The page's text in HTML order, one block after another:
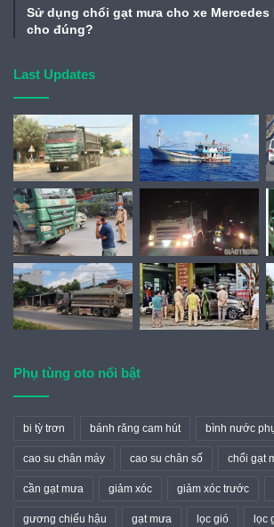
Sử dụng chổi gạt mưa cho xe Mercedes
cho đúng?
Last Updates
Phụ tùng oto nổi bật
bi tỳ trơn bánh răng cam hút bình nước
cao su chân máy cao su chân số chổi gạt
cần gạt mưa giảm xóc giảm xóc trước
gương chiếu hậu gạt mưa lọc gió lọc